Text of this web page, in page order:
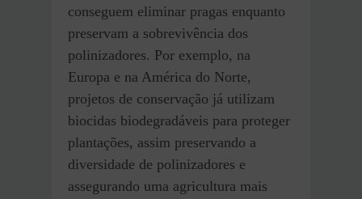
conseguem eliminar pragas enquanto
preservam a sobrevivência dos
polinizadores. Por exemplo, na
Europa e na América do Norte,
projetos de conservação já utilizam
biocidas biodegradáveis para proteger
plantações, assim preservando a
diversidade de polinizadores e
assegurando uma agricultura mais